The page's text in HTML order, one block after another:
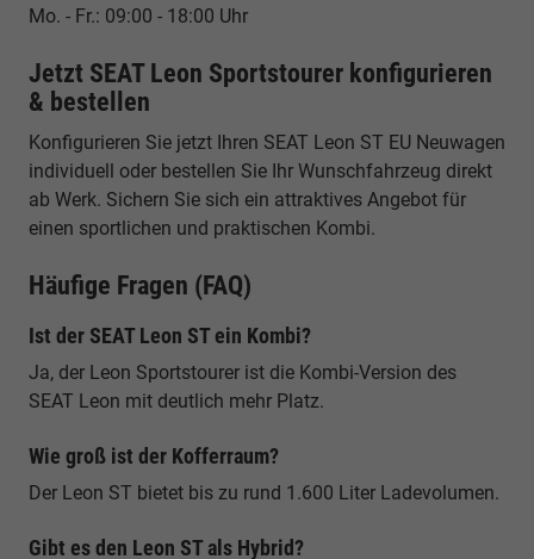
Mo. - Fr.: 09:00 - 18:00 Uhr
Jetzt SEAT Leon Sportstourer konfigurieren
& bestellen
Konfigurieren Sie jetzt Ihren SEAT Leon ST EU Neuwagen
individuell oder bestellen Sie Ihr Wunschfahrzeug direkt
ab Werk. Sichern Sie sich ein attraktives Angebot für
einen sportlichen und praktischen Kombi.
Häufige Fragen (FAQ)
Ist der SEAT Leon ST ein Kombi?
Ja, der Leon Sportstourer ist die Kombi-Version des
SEAT Leon mit deutlich mehr Platz.
Wie groß ist der Kofferraum?
Der Leon ST bietet bis zu rund 1.600 Liter Ladevolumen.
Gibt es den Leon ST als Hybrid?